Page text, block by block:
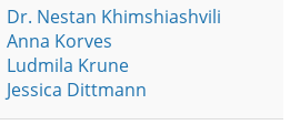
Dr. Nestan Khimshiashvili
Anna Korves
Ludmila Krune
Jessica Dittmann